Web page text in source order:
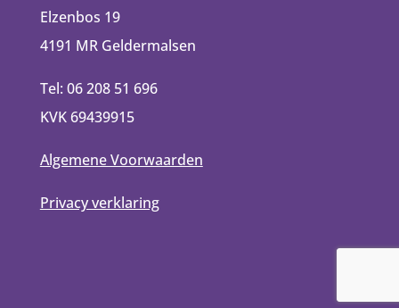
Elzenbos 19
4191 MR Geldermalsen
Tel: 06 208 51 696
KVK 69439915
Algemene Voorwaarden
Privacy verklaring